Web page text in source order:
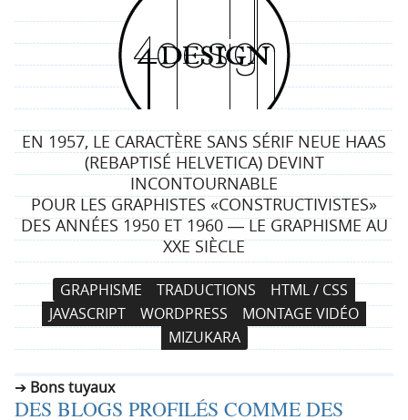
4
d
e
s
i
g
n
EN 1957, LE CARACTÈRE SANS SÉRIF NEUE HAAS
(REBAPTISÉ HELVETICA) DEVINT
INCONTOURNABLE
POUR LES GRAPHISTES «CONSTRUCTIVISTES»
DES ANNÉES 1950 ET 1960 ― LE GRAPHISME AU
XXE SIÈCLE
N
a
v
i
a
A
l
l
e
a
GRAPHISME TRADUCTIONS
HTML / CSS
JAVASCRIPT
WORDPRESS
MONTAGE VIDÉO
MIZUKARA
Bons tuyaux
DES BLOGS PROFILÉS COMME DES